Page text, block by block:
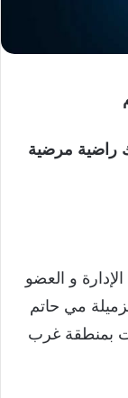
راضية مرضية
و العضو
مي حاتم
بمنطقة غرب